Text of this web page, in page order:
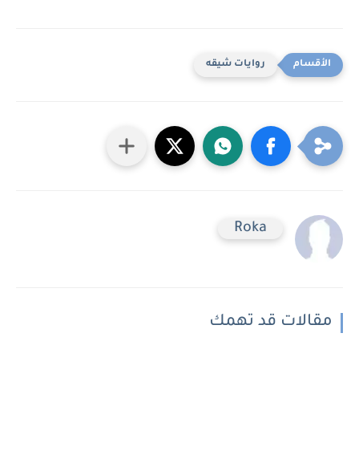
روايات شيقه
Roka
مقالات قد تهمك